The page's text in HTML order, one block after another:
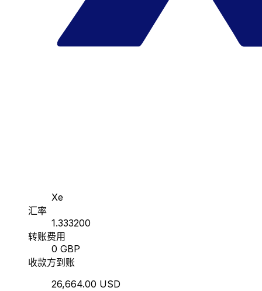
Xe
汇率
1.333200
转账费用
0 GBP
收款方到账
26,664.00 USD